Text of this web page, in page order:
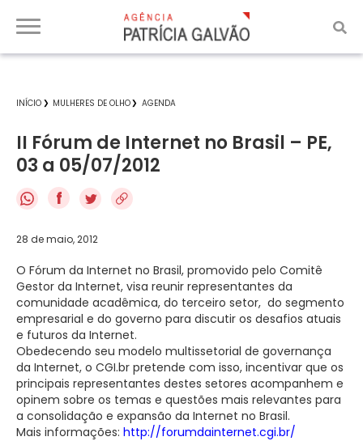
INÍCIO MULHERES DE OLHO AGENDA
II Fórum de Internet no Brasil – PE,
03 a 05/07/2012
f
28 de maio, 2012
O Fórum da Internet no Brasil, promovido pelo Comitê
Gestor da Internet, visa reunir representantes da
comunidade acadêmica, do terceiro setor, do segmento
empresarial e do governo para discutir os desafios atuais
e futuros da Internet.
Obedecendo seu modelo multissetorial de governança
da Internet, o CGI.br pretende com isso, incentivar que os
principais representantes destes setores acompanhem e
opinem sobre os temas e questões mais relevantes para
a consolidação e expansão da Internet no Brasil.
Mais informações: http://forumdainternet.cgi.br/